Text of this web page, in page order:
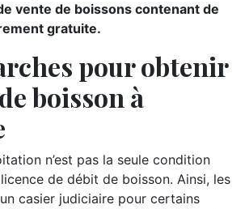
vente de boissons contenant de
gratuite.
pour obtenir
boisson à
n’est pas la seule condition
de débit de boisson. Ainsi, les
casier judiciaire pour certains